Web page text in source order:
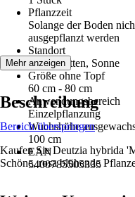
Pflanzzeit
Solange der Boden
ausgepflanzt werden
Standort
Halbschatten, Sonne
Größe ohne Topf
60 cm - 80 cm
Anwendungsbereich
Einzelpflanzung
Wuchshöhe
100 cm
EAN
5400785505335
Mehr anzeigen
Beschreibung
Bereich überspringen
Kaufen Sie Deutzia hybrida
Schöne, rosa blühende